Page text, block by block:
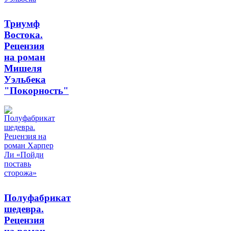
Триумф
Востока.
Рецензия
на роман
Мишеля
Уэльбека
"Покорность"
Полуфабрикат
шедевра.
Рецензия